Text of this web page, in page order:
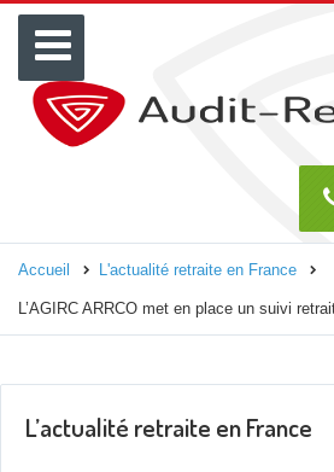
Menu
Accueil L'actualité retraite en France
L’AGIRC ARRCO met en place un suivi
L’actualité retraite en France